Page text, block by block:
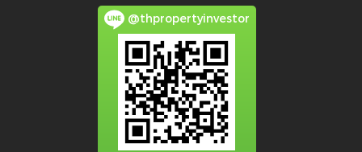
@thpropertyinvestor